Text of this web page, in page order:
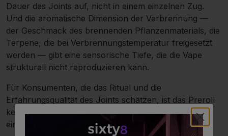
Dauer des Joints auf, nicht in einem einzelnen Zug.
Und die aromatische Dimension der Verbrennung —
der Geschmack des brennenden Pflanzenmaterials, die
Terpene, die bei Verbrennungstemperatur freigesetzt
werden — gibt eine sensorische Tiefe, die die Vape
strukturell nicht reproduzieren kann.
Für Konsumenten, die das Ritual und die
Erfahrungsqualität des Joints schätzen, ist das Preroll
kein veraltetes Format. Es ist eine bewusste Wahl für
eine bestimmte Art zu konsumieren.